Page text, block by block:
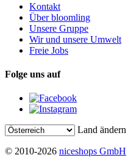
Kontakt
Über bloomling
Unsere Gruppe
Wir und unsere Umwelt
Freie Jobs
Folge uns auf
Land ändern
© 2010-2026 niceshops GmbH